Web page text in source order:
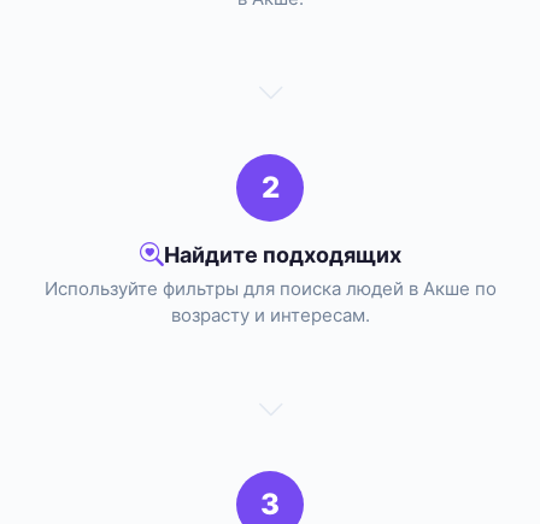
2
Найдите подходящих
Используйте фильтры для поиска людей в Акше по
возрасту и интересам.
3